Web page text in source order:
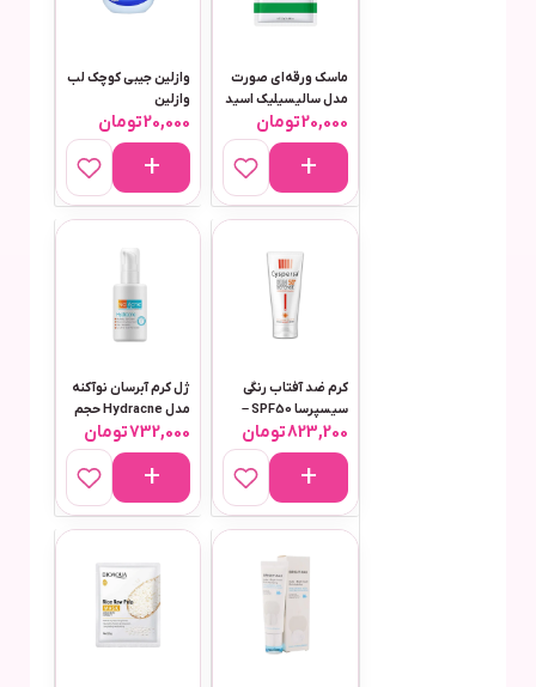
ماسک ورقه‌ای صورت
مدل سالیسیلیک اسید
20,000تومان
وازلین جیبی کوچک لب
وازلین
20,000تومان
کرم ضد آفتاب رنگی
سیسپرسا SPF50 –
حجم ۵۰ میلی‌لیتر
823,200تومان
ژل کرم آبرسان نوآکنه
مدل Hydracne حجم
80 میلی‌لیتر
732,000تومان